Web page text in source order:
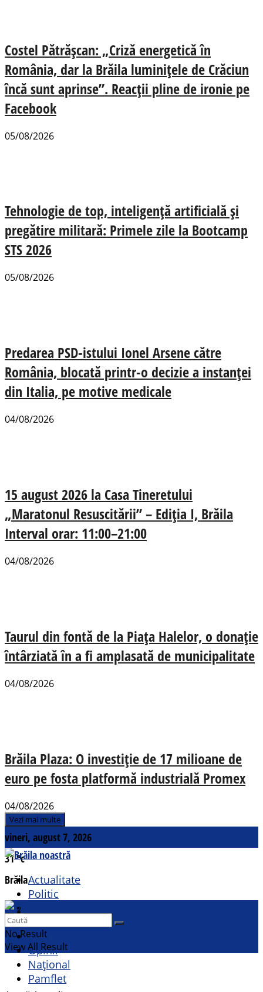
Costel Pătrășcan: „Criză energetică în
România, dar la Brăila luminițele de Crăciun
încă sunt aprinse”. Reacții pline de ironie pe
Facebook
05/08/2026
Tehnologie de top, inteligență artificială și
pregătire militară: Primele zile la Bootcamp
STS 2026
05/08/2026
Predarea PSD-istului Ionel Arsene către
România, blocată printr-o decizie a instanței
din Italia, pe motive medicale
04/08/2026
15 august 2026 la Casa Tineretului
„Maratonul Resuscitării” – Ediția I, Brăila
Interval orar: 11:00–21:00
04/08/2026
Taurul din fontă de la Piața Halelor, o donație
întârziată în a fi amplasată de municipalitate
04/08/2026
Brăila Plaza: O investiție de 17 milioane de
euro pe fosta platformă industrială Promex
04/08/2026
Vezi mai multe
vineri, august 7, 2026
31°c
Brăila
Contact
Actualitate
Politic
Cultural
Opinii
Național
Pamflet
No Result
View All Result